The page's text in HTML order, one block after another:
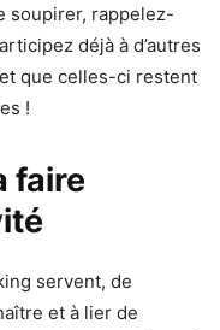
soupirer, rappelez-
déjà à d’autres
que celles-ci restent
!
faire
servent, de
et à lier de